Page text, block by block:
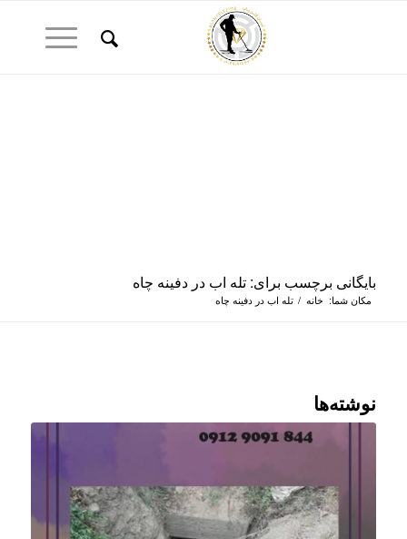
بایگانی برچسب برای: تله اب در دفینه چاه
مکان شما: خانه / تله اب در دفینه چاه
نوشته‌ها